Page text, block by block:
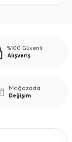
%100 Güvenli
Alışveriş
Mağazada
Değişim